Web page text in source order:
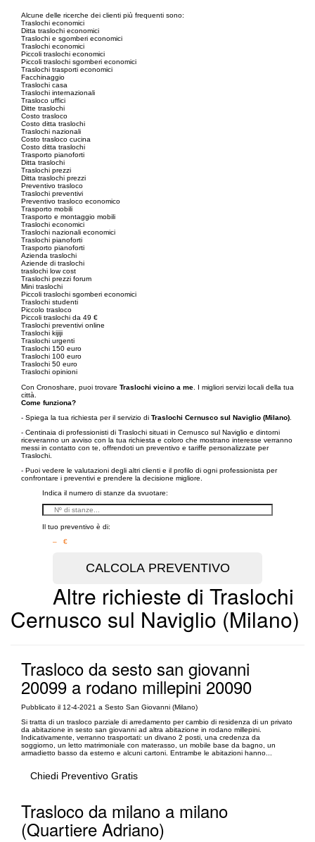
Alcune delle ricerche dei clienti più frequenti sono:
Traslochi economici
Ditta traslochi economici
Traslochi e sgomberi economici
Traslochi economici
Piccoli traslochi economici
Piccoli traslochi sgomberi economici
Traslochi trasporti economici
Facchinaggio
Traslochi casa
Traslochi internazionali
Trasloco uffici
Ditte traslochi
Costo trasloco
Costo ditta traslochi
Traslochi nazionali
Costo trasloco cucina
Costo ditta traslochi
Trasporto pianoforti
Ditta traslochi
Traslochi prezzi
Ditta traslochi prezzi
Preventivo trasloco
Traslochi preventivi
Preventivo trasloco economico
Trasporto mobili
Trasporto e montaggio mobili
Traslochi economici
Traslochi nazionali economici
Traslochi pianoforti
Trasporto pianoforti
Azienda traslochi
Aziende di traslochi
traslochi low cost
Traslochi prezzi forum
Mini traslochi
Piccoli traslochi sgomberi economici
Traslochi studenti
Piccolo trasloco
Piccoli traslochi da 49 €
Traslochi preventivi online
Traslochi kijiji
Traslochi urgenti
Traslochi 150 euro
Traslochi 100 euro
Traslochi 50 euro
Traslochi opinioni
Con Cronoshare, puoi trovare Traslochi vicino a me . I migliori servizi locali della tua
città.
Come funziona?
- Spiega la tua richiesta per il servizio di Traslochi Cernusco sul Naviglio (Milano)
- Centinaia di professionisti di Traslochi situati in Cernusco sul Naviglio e dintorni
riceveranno un avviso con la tua richiesta e coloro che mostrano interesse verranno
messi in contatto con te, offrendoti un preventivo e tariffe personalizzate per
Traslochi.
- Puoi vedere le valutazioni degli altri clienti e il profilo di ogni professionista per
confrontare i preventivi e prendere la decisione migliore.
Indica il numero di stanze da svuotare:
Il tuo preventivo è di:
– €
Altre richieste di Traslochi
Cernusco sul Naviglio (Milano)
Trasloco da sesto san giovanni
20099 a rodano millepini 20090
Pubblicato il 12-4-2021 a Sesto San Giovanni (Milano)
Si tratta di un trasloco parziale di arredamento per cambio di residenza di un privato
da abitazione in sesto san giovanni ad altra abitazione in rodano millepini.
Indicativamente, verranno trasportati: un divano 2 posti, una credenza da
soggiorno, un letto matrimoniale con materasso, un mobile base da bagno, un
armadietto basso da esterno e alcuni cartoni. Entrambe le abitazioni hanno...
Chiedi Preventivo Gratis
Trasloco da milano a milano
(Quartiere Adriano)